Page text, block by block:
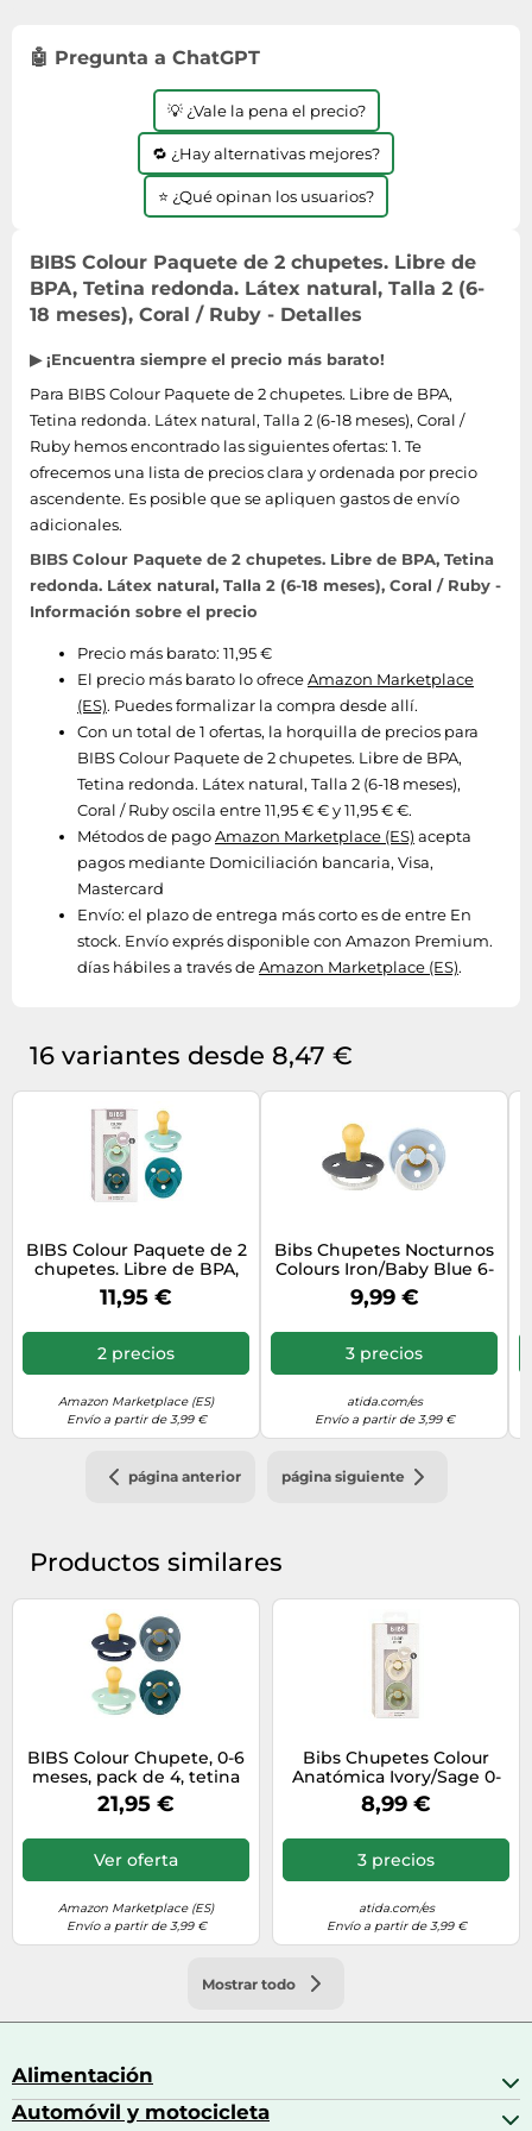
Tiendas de campaña
Zapatillas de tenis
Zapatillas deportivas
Perfumes unisex
Placer y anticoncepción
Productos de higiene corporal
Productos para baño y ducha
Protectores solares
Sets de belleza
Tensiómetros
Termómetros clínicos
Tratamientos faciales
Microondas
Monitores y pantallas ordenador
Máquinas de afeitar
Ordenadores portátiles
Placas de cocina
Radios
Sonido y alta fidelidad
TV, vídeo y DVD
Tablets
Telecomunicaciones
Televisores
Vehículos a escala
Relojes de pulsera
Tejer y crochet
Zapatillas de atletismo
Zapatillas de baloncesto
Zapatos de invierno
Zapatos mujer
🤖 Pregunta a ChatGPT
💡 ¿Vale la pena el precio?
🔁 ¿Hay alternativas mejores?
⭐ ¿Qué opinan los usuarios?
BIBS Colour Paquete de 2 chupetes. Libre de
BPA, Tetina redonda. Látex natural, Talla 2 (6-
18 meses), Coral / Ruby - Detalles
▶ ¡Encuentra siempre el precio más barato!
Para BIBS Colour Paquete de 2 chupetes. Libre de BPA,
Tetina redonda. Látex natural, Talla 2 (6-18 meses), Coral /
Ruby hemos encontrado las siguientes ofertas: 1. Te
ofrecemos una lista de precios clara y ordenada por precio
ascendente. Es posible que se apliquen gastos de envío
adicionales.
BIBS Colour Paquete de 2 chupetes. Libre de BPA, Tetina
redonda. Látex natural, Talla 2 (6-18 meses), Coral / Ruby -
Información sobre el precio
Precio más barato: 11,95 €
El precio más barato lo ofreceAmazon Marketplace
(ES). Puedes formalizar la compra desde allí.
Con un total de 1 ofertas, la horquilla de precios para
BIBS Colour Paquete de 2 chupetes. Libre de BPA,
Tetina redonda. Látex natural, Talla 2 (6-18 meses),
Coral / Ruby oscila entre 11,95 € € y 11,95 € €.
Métodos de pagoAmazon Marketplace (ES) acepta
pagos mediante Domiciliación bancaria, Visa,
Mastercard
Envío: el plazo de entrega más corto es de entre En
stock. Envío exprés disponible con Amazon Premium.
días hábiles a través deAmazon Marketplace (ES).
16 variantes desde 8,47 €
BIBS Colour Paquete de 2
chupetes. Libre de BPA,
Tetina redonda. Látex
natural, Talla 2 (6-18
Mint/Forest Lake
11,95 €
2 precios
Amazon Marketplace (ES)
Envío a partir de 3,99 €
Bibs Chupetes Nocturnos
Colours Iron/Baby Blue 6-
18m 2 uds
9,99 €
3 precios
atida.com/es
Envío a partir de 3,99 €
página anterior página siguiente
Productos similares
BIBS Colour Chupete, 0-6
meses, pack de 4, tetina
redonda, Baby Boy
Colours
21,95 €
Ver oferta
Amazon Marketplace (ES)
Envío a partir de 3,99 €
Bibs Chupetes Colour
Anatómica Ivory/Sage 0-
6m 2 uds
8,99 €
3 precios
atida.com/es
Envío a partir de 3,99 €
Mostrar todo
Alimentación
Bebidas
Automóvil y motocicleta